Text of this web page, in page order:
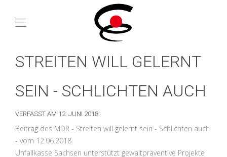
STREITEN WILL GELERNT
SEIN - SCHLICHTEN AUCH
VERFASST AM 12. JUNI 2018.
Beitrag des MDR - Streiten will gelernt sein - Schlichten auch
- vom 12.06.2018
Unfallkasse Sachsen unterstützt gewaltpräventive Projekte